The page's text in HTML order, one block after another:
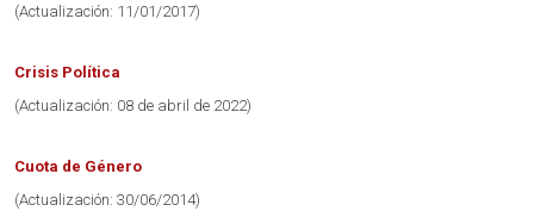
(Actualización: 11/01/2017)
Crisis Política
(Actualización: 08 de abril de 2022)
Cuota de Género
(Actualización: 30/06/2014)